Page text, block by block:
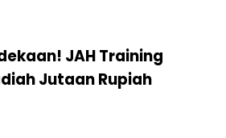
JAH Training
Jutaan Rupiah